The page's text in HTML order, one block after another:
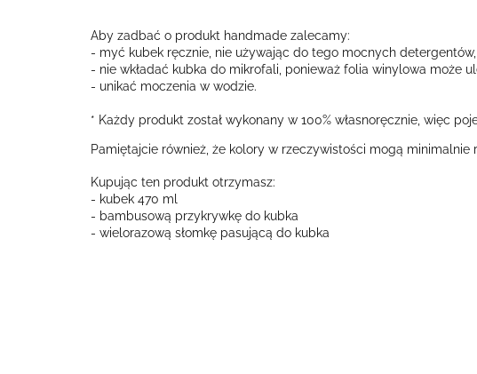
Aby zadbać o produkt handmade zalecamy:
- myć kubek ręcznie, nie używając do tego mocnych detergentów,
- nie wkładać kubka do mikrofali, ponieważ folia winylowa może
- unikać moczenia w wodzie.
* Każdy produkt został wykonany w 100% własnoręcznie, więc
Pamiętajcie również, że kolory w rzeczywistości mogą
Kupując ten produkt otrzymasz:
- kubek 470 ml
- bambusową przykrywkę do kubka
- wielorazową słomkę pasującą do kubka